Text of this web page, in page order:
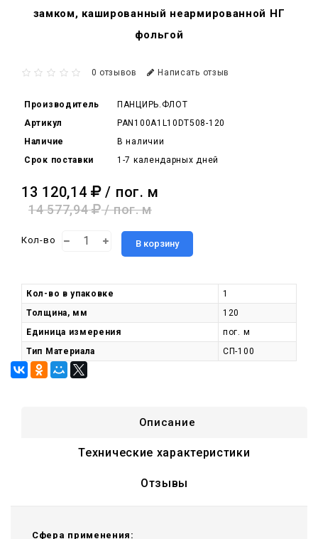
замком, кашированный неармированной НГ
фольгой
0 отзывов Написать отзыв
Производитель
ПАНЦИРЬ.ФЛОТ
Артикул
PAN100A1L10DT508-120
Наличие
В наличии
Срок поставки
1-7 календарных дней
13 120,14 / пог. м
14 577,94 / пог. м
Кол-во В корзину
Кол-во в упаковке
1
Толщина, мм
120
Единица измерения
пог. м
Тип Материала
СП-100
Описание
Технические характеристики
Отзывы
Сфера применения: